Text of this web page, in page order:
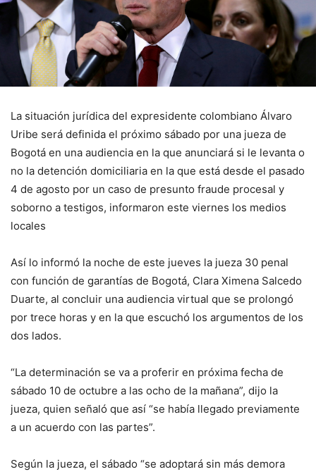
La situación jurídica del expresidente colombiano Álvaro
Uribe será definida el próximo sábado por una jueza de
Bogotá en una audiencia en la que anunciará si le levanta o
no la detención domiciliaria en la que está desde el pasado
4 de agosto por un caso de presunto fraude procesal y
soborno a testigos, informaron este viernes los medios
locales
Así lo informó la noche de este jueves la jueza 30 penal
con función de garantías de Bogotá, Clara Ximena Salcedo
Duarte, al concluir una audiencia virtual que se prolongó
por trece horas y en la que escuchó los argumentos de los
dos lados.
“La determinación se va a proferir en próxima fecha de
sábado 10 de octubre a las ocho de la mañana”, dijo la
jueza, quien señaló que así “se había llegado previamente
a un acuerdo con las partes”.
Según la jueza, el sábado “se adoptará sin más demora